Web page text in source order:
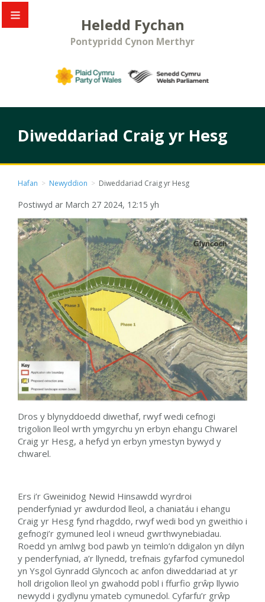
Heledd Fychan
Pontypridd Cynon Merthyr
Diweddariad Craig yr Hesg
Hafan > Newyddion > Diweddariad Craig yr Hesg
Postiwyd ar March 27 2024, 12:15 yh
Dros y blynyddoedd diwethaf, rwyf wedi cefnogi
trigolion lleol wrth ymgyrchu yn erbyn ehangu Chwarel
Craig yr Hesg, a hefyd yn erbyn ymestyn bywyd y
chwarel.
Ers i’r Gweinidog Newid Hinsawdd wyrdroi
penderfyniad yr awdurdod lleol, a chaniatáu i ehangu
Craig yr Hesg fynd rhagddo, rwyf wedi bod yn gweithio i
gefnogi’r gymuned leol i wneud gwrthwynebiadau.
Roedd yn amlwg bod pawb yn teimlo’n ddigalon yn dilyn
y penderfyniad, a’r llynedd, trefnais gyfarfod cymunedol
yn Ysgol Gynradd Glyncoch ac anfon diweddariad at yr
holl drigolion lleol yn gwahodd pobl i ffurfio grŵp llywio
newydd i gydlynu ymateb cymunedol. Cyfarfu’r grŵp